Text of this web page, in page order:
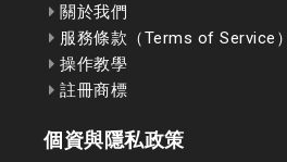
關於我們
服務條款（Terms of Service）
操作教學
註冊商標
個資與隱私政策